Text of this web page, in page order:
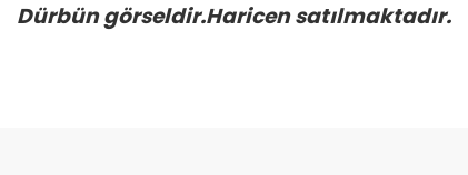
Dürbün görseldir.Haricen satılmaktadır.